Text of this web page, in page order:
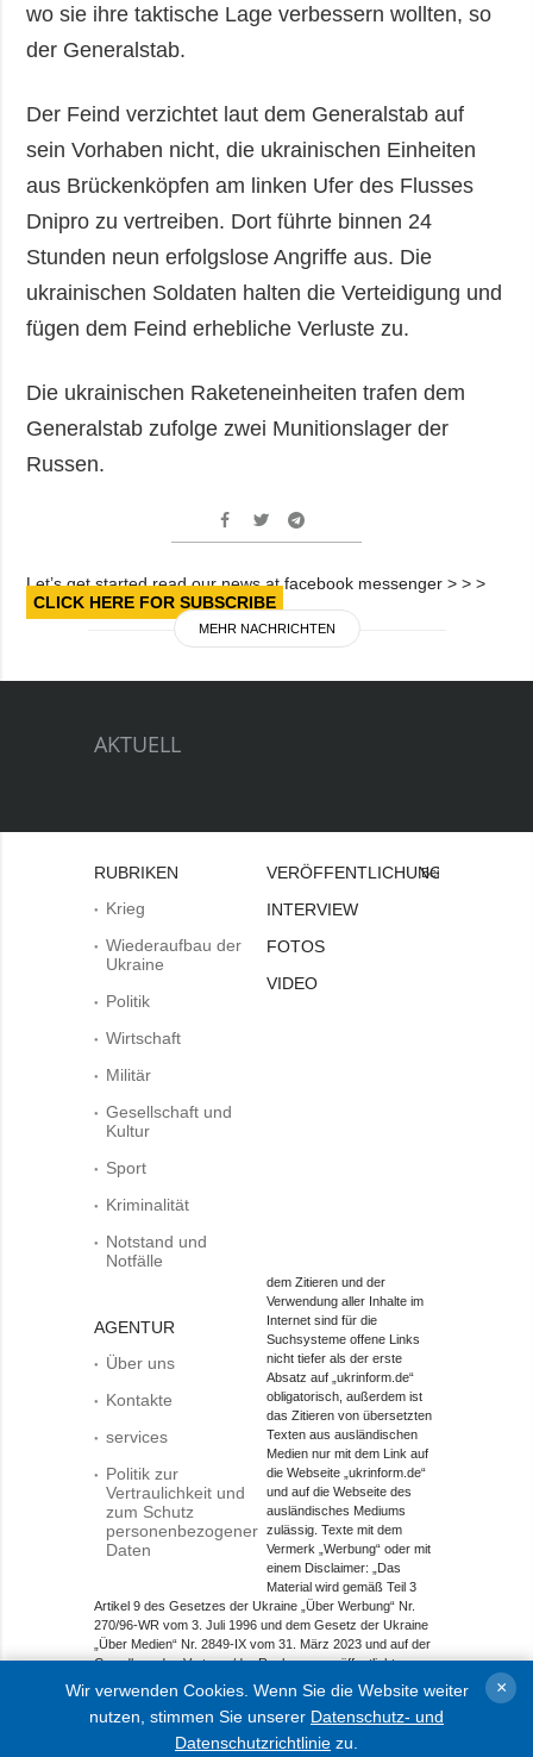
wo sie ihre taktische Lage verbessern wollten, so
der Generalstab.
Der Feind verzichtet laut dem Generalstab auf
sein Vorhaben nicht, die ukrainischen Einheiten
aus Brückenköpfen am linken Ufer des Flusses
Dnipro zu vertreiben. Dort führte binnen 24
Stunden neun erfolgslose Angriffe aus. Die
ukrainischen Soldaten halten die Verteidigung und
fügen dem Feind erhebliche Verluste zu.
Die ukrainischen Raketeneinheiten trafen dem
Generalstab zufolge zwei Munitionslager der
Russen.
Let’s get started read our news at facebook messenger > > >
CLICK HERE FOR SUBSCRIBE
MEHR NACHRICHTEN
AKTUELL
RUBRIKEN
Krieg
Wiederaufbau der
Ukraine
Politik
Wirtschaft
Militär
Gesellschaft und
Kultur
Sport
Kriminalität
Notstand und
Notfälle
AGENTUR
Über uns
Kontakte
services
Politik zur
Vertraulichkeit und
zum Schutz
personenbezogener
Daten
VERÖFFENTLICHUNGEN
INTERVIEW
FOTOS
VIDEO
Bei
dem Zitieren und der
Verwendung aller Inhalte im
Internet sind für die
Suchsysteme offene Links
nicht tiefer als der erste
Absatz auf „ukrinform.de“
obligatorisch, außerdem ist
das Zitieren von übersetzten
Texten aus ausländischen
Medien nur mit dem Link auf
die Webseite „ukrinform.de“
und auf die Webseite des
ausländisches Mediums
zulässig. Texte mit dem
Vermerk „Werbung“ oder mit
einem Disclaimer: „Das
Material wird gemäß Teil 3
Artikel 9 des Gesetzes der Ukraine „Über Werbung“ Nr.
270/96-WR vom 3. Juli 1996 und dem Gesetz der Ukraine
„Über Medien“ Nr. 2849-IX vom 31. März 2023 und auf der
Grundlage des Vertrags/der Rechnung veröffentlicht.
Objekt im Bereich Onlinemedien; Medien-ID R40-01421.
© 2015-2026 Ukrinform. Alle Rechte sind geschützt.
Wir verwenden Cookies. Wenn Sie die Website weiter
nutzen, stimmen Sie unserer Datenschutz- und
Datenschutzrichtlinie zu.
×